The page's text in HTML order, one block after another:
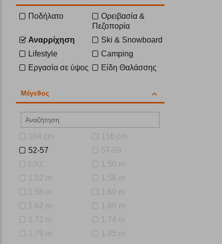
Ποδήλατο
Ορειβασία &
Πεζοπορία
Αναρρίχηση
Ski & Snowboard
Lifestyle
Camping
Εργασία σε ύψος
Είδη Θαλάσσης
Μέγεθος
104 cm
116 cm
52-57
57-59
L/XL
1.50 m
1.52 m
1.56 m
1.58 m
1.60 m
1.62 m
1.68 m
1.72 m
1.74 m
1.79 m
1.85 m